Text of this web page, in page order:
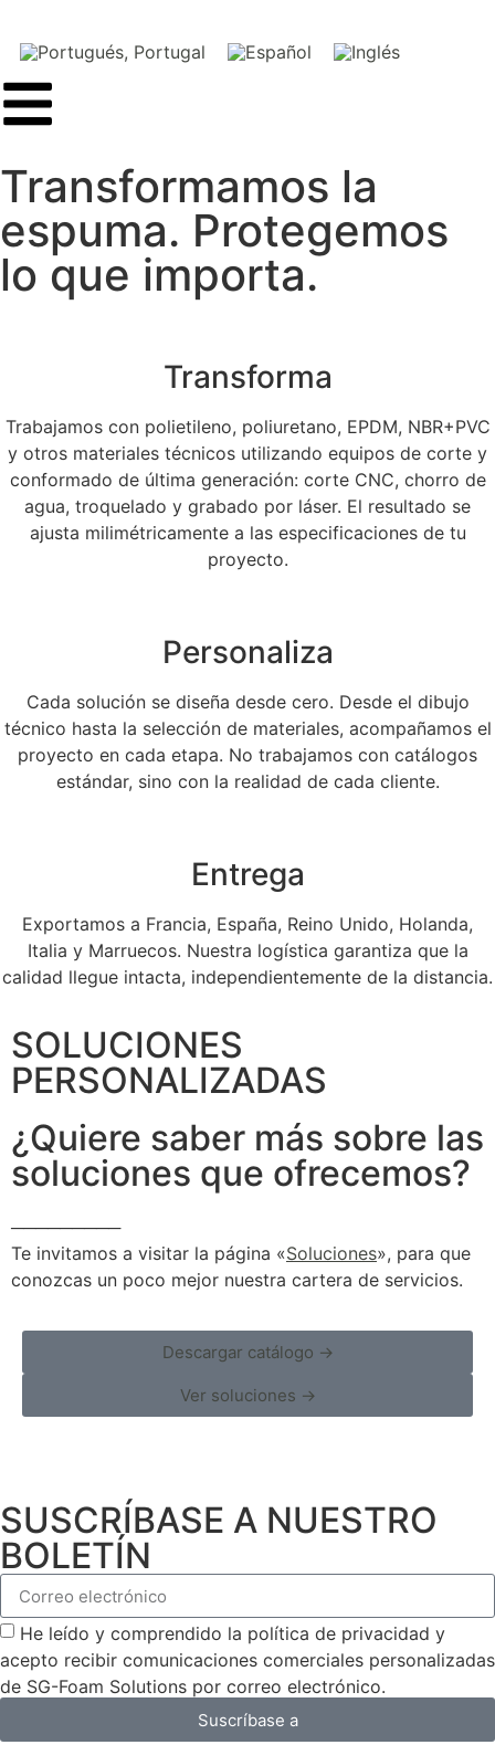
Transformamos la
espuma. Protegemos
lo que importa.
Transforma
Trabajamos con polietileno, poliuretano, EPDM, NBR+PVC
y otros materiales técnicos utilizando equipos de corte y
conformado de última generación: corte CNC, chorro de
agua, troquelado y grabado por láser. El resultado se
ajusta milimétricamente a las especificaciones de tu
proyecto.
Personaliza
Cada solución se diseña desde cero. Desde el dibujo
técnico hasta la selección de materiales, acompañamos el
proyecto en cada etapa. No trabajamos con catálogos
estándar, sino con la realidad de cada cliente.
Entrega
Exportamos a Francia, España, Reino Unido, Holanda,
Italia y Marruecos. Nuestra logística garantiza que la
calidad llegue intacta, independientemente de la distancia.
SOLUCIONES
PERSONALIZADAS
¿Quiere saber más sobre las
soluciones que ofrecemos?
─────────
Te invitamos a visitar la página «Soluciones», para que
conozcas un poco mejor nuestra cartera de servicios.
Descargar catálogo →
Ver soluciones →
SUSCRÍBASE A NUESTRO
BOLETÍN
He leído y comprendido la política de privacidad y
acepto recibir comunicaciones comerciales personalizadas
de SG-Foam Solutions por correo electrónico.
Suscríbase a